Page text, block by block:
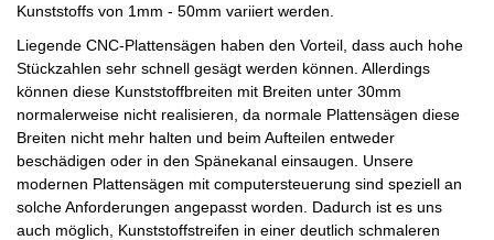
Kunststoffs von 1mm - 50mm variiert werden.
Liegende CNC-Plattensägen haben den Vorteil, dass auch hohe
Stückzahlen sehr schnell gesägt werden können. Allerdings
können diese Kunststoffbreiten mit Breiten unter 30mm
normalerweise nicht realisieren, da normale Plattensägen diese
Breiten nicht mehr halten und beim Aufteilen entweder
beschädigen oder in den Spänekanal einsaugen. Unsere
modernen Plattensägen mit computersteuerung sind speziell an
solche Anforderungen angepasst worden. Dadurch ist es uns
auch möglich, Kunststoffstreifen in einer deutlich schmaleren